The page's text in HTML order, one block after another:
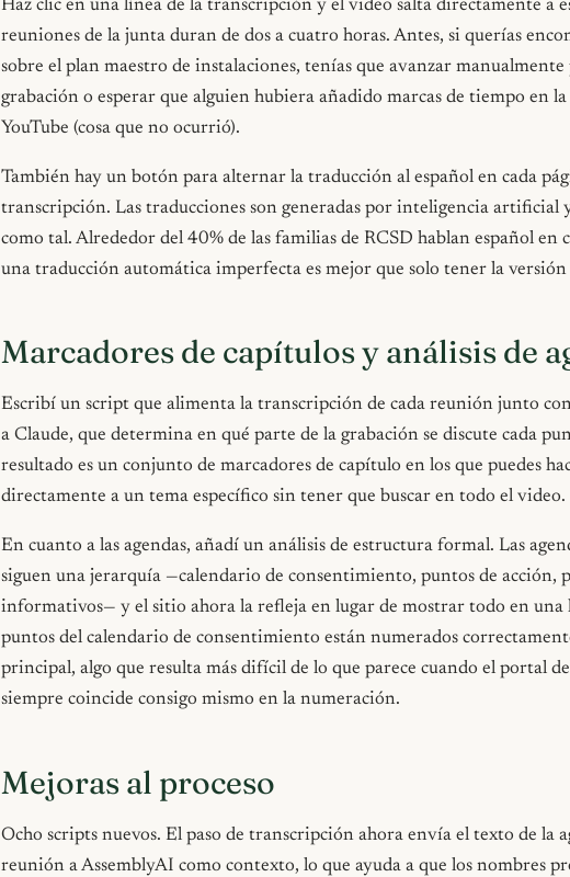
Haz clic en una línea de la transcripción y el video salta directamente a
reuniones de la junta duran de dos a cuatro horas. Antes, si querías
sobre el plan maestro de instalaciones, tenías que avanzar
grabación o esperar que alguien hubiera añadido marcas de tiempo en
YouTube (cosa que no ocurrió).
También hay un botón para alternar la traducción al español en cada
transcripción. Las traducciones son generadas por inteligencia artificial
como tal. Alrededor del 40% de las familias de RCSD hablan español en
una traducción automática imperfecta es mejor que solo tener la versión
Marcadores de capítulos y análisis de
Escribí un script que alimenta la transcripción de cada reunión junto
a Claude, que determina en qué parte de la grabación se discute cada
resultado es un conjunto de marcadores de capítulo en los que puedes
directamente a un tema específico sin tener que buscar en todo el video.
En cuanto a las agendas, añadí un análisis de estructura formal. Las
siguen una jerarquía —calendario de consentimiento, puntos de acción,
informativos— y el sitio ahora la refleja en lugar de mostrar todo en una
puntos del calendario de consentimiento están numerados
principal, algo que resulta más difícil de lo que parece cuando el portal
siempre coincide consigo mismo en la numeración.
Mejoras al proceso
Ocho scripts nuevos. El paso de transcripción ahora envía el texto de la
reunión a AssemblyAI como contexto, lo que ayuda a que los nombres